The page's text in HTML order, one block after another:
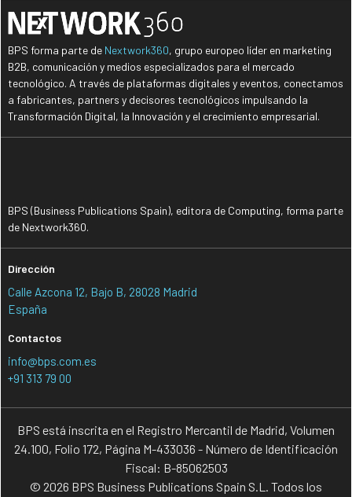
BPS forma parte de Nextwork360, grupo europeo líder en marketing
B2B, comunicación y medios especializados para el mercado
tecnológico. A través de plataformas digitales y eventos, conectamos
a fabricantes, partners y decisores tecnológicos impulsando la
Transformación Digital, la Innovación y el crecimiento empresarial.
BPS (Business Publications Spain), editora de Computing, forma parte
de Nextwork360.
Dirección
Calle Azcona 12, Bajo B, 28028 Madrid
España
Contactos
info@bps.com.es
+91 313 79 00
BPS está inscrita en el Registro Mercantil de Madrid, Volumen
24.100, Folio 172, Página M-433036 - Número de Identificación
Fiscal: B-85062503
© 2026 BPS Business Publications Spain S.L. Todos los